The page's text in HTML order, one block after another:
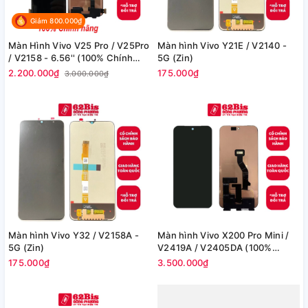
Giảm 800.000₫
Màn Hình Vivo V25 Pro / V25Pro
/ V2158 - 6.56'' (100% Chính
Hãng)
2.200.000₫ 3.000.000₫
Màn hình Vivo Y21E / V2140 -
5G (Zin)
175.000₫
Màn hình Vivo Y32 / V2158A -
5G (Zin)
175.000₫
Màn hình Vivo X200 Pro Mini​​ /
V2419A / V2405DA (100%
Chính hãng)
3.500.000₫